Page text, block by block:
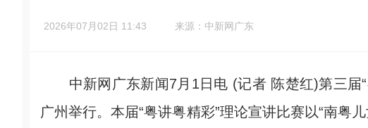
2026年07月02日 11:43 来源：中新网广东
中新网广东新闻7月1日电 (记者 陈楚红)第三届“
广州举行。本届“粤讲粤精彩”理论宣讲比赛以“南粤